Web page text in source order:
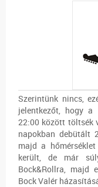
Szerintünk nincs,
jelentkezőt, hogy a
22:00 között töltsék
napokban debütált
majd a
került, de már
Bock&Rollra, majd
Bock Valér